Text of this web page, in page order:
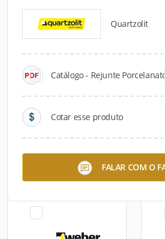
Quartzolit
Catálogo - Rejunte
Cotar esse produto
FALAR COM O
Catálogos para
monocapa base quartzolit